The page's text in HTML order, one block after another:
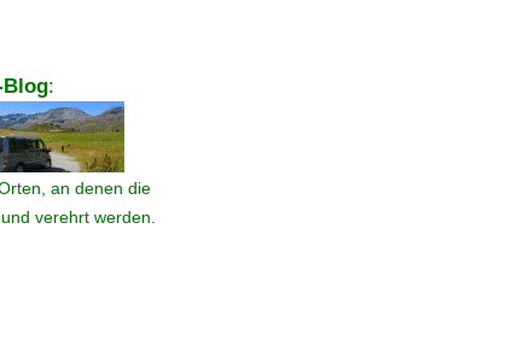
Blog:
an denen die
verehrt werden.